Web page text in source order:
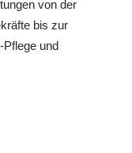
von der
bis zur
und